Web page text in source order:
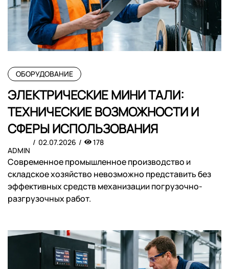
ОБОРУДОВАНИЕ
ЭЛЕКТРИЧЕСКИЕ МИНИ ТАЛИ:
ТЕХНИЧЕСКИЕ ВОЗМОЖНОСТИ И
СФЕРЫ ИСПОЛЬЗОВАНИЯ
ADMIN
02.07.2026 178
Современное промышленное производство и
складское хозяйство невозможно представить без
эффективных средств механизации погрузочно-
разгрузочных работ.